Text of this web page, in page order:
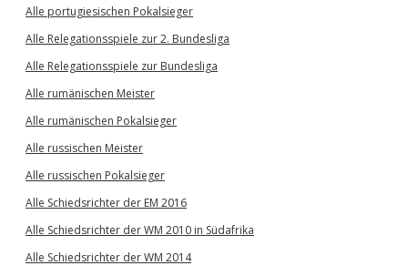
Alle portugiesischen Pokalsieger
Alle Relegationsspiele zur 2. Bundesliga
Alle Relegationsspiele zur Bundesliga
Alle rumänischen Meister
Alle rumänischen Pokalsieger
Alle russischen Meister
Alle russischen Pokalsieger
Alle Schiedsrichter der EM 2016
Alle Schiedsrichter der WM 2010 in Südafrika
Alle Schiedsrichter der WM 2014